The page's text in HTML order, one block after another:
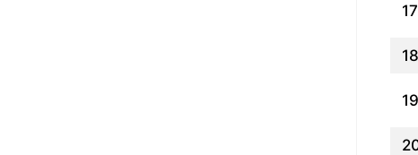
17
18
19